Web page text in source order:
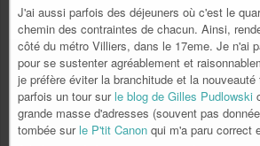
J'ai aussi parfois des déjeuners où c'est le
chemin des contraintes de chacun. Ainsi,
côté du métro Villiers, dans le 17eme. Je n'ai
pour se sustenter agréablement et
je préfère éviter la branchitude et la
parfois un tour surle blog de Gilles Pudlowski
grande masse d'adresses (souvent pas
tombée surle P'tit Canon qui m'a paru correct